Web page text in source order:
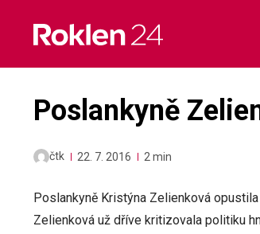
content
Poslankyně
čtk 22. 7. 2016 2 min
Poslankyně Kristýna Zelienková
Zelienková už dříve kritizovala politiku